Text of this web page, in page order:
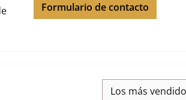
Formulario de contacto